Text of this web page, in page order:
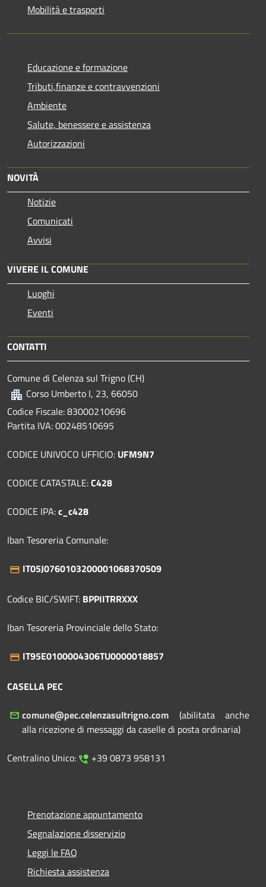
Mobilità e trasporti
Educazione e formazione
Tributi,finanze e contravvenzioni
Ambiente
Salute, benessere e assistenza
Autorizzazioni
NOVITÀ
Notizie
Comunicati
Avvisi
VIVERE IL COMUNE
Luoghi
Eventi
CONTATTI
Comune di Celenza sul Trigno (CH)
Corso Umberto I, 23, 66050
Codice Fiscale: 83000210696
Partita IVA: 00248510695
CODICE UNIVOCO UFFICIO: UFM9N7
CODICE CATASTALE:C428
CODICE IPA:c_c428
Iban Tesoreria Comunale:
IT05J0760103200001068370509
Codice BIC/SWIFT: BPPIITRRXXX
Iban Tesoreria Provinciale dello Stato:
IT95E0100004306TU0000018857
CASELLA PEC
comune@pec.celenzasultrigno.com (abilitata anche
alla ricezione di messaggi da caselle di posta ordinaria)
Centralino Unico:
+39 0873 958131
Prenotazione appuntamento
Segnalazione disservizio
Leggi le FAQ
Richiesta assistenza